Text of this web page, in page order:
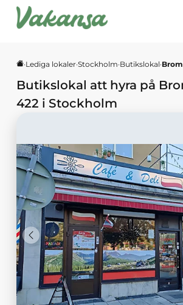
·Lediga lokaler·Stockholm·Butikslokal·
Butikslokal att hyra på
422 i Stockholm